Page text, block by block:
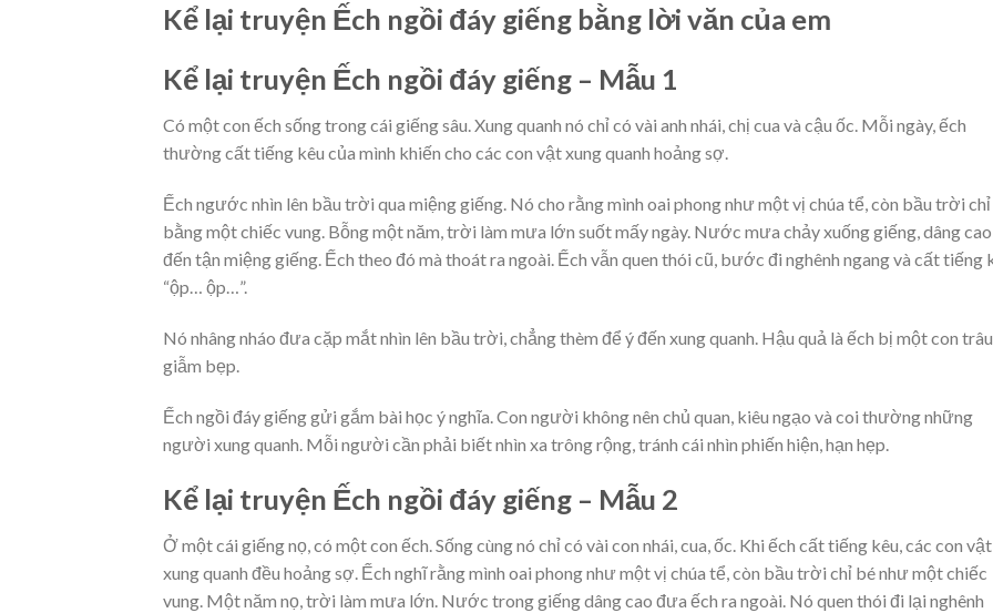
Kể lại truyện Ếch ngồi đáy giếng bằng lời văn của em
Kể lại truyện Ếch ngồi đáy giếng – Mẫu 1
Có một con ếch sống trong cái giếng sâu. Xung quanh nó chỉ có vài anh nhái, chị cua và cậu ốc. Mỗi ngày, ếch
thường cất tiếng kêu của mình khiến cho các con vật xung quanh hoảng sợ.
Ếch ngước nhìn lên bầu trời qua miệng giếng. Nó cho rằng mình oai phong như một vị chúa tể, còn bầu trời
bằng một chiếc vung. Bỗng một năm, trời làm mưa lớn suốt mấy ngày. Nước mưa chảy xuống giếng, dâng cao
đến tận miệng giếng. Ếch theo đó mà thoát ra ngoài. Ếch vẫn quen thói cũ, bước đi nghênh ngang và cất tiếng
“ộp… ộp…”.
Nó nhâng nháo đưa cặp mắt nhìn lên bầu trời, chẳng thèm để ý đến xung quanh. Hậu quả là ếch bị một con trâu
giẫm bẹp.
Ếch ngồi đáy giếng gửi gắm bài học ý nghĩa. Con người không nên chủ quan, kiêu ngạo và coi thường những
người xung quanh. Mỗi người cần phải biết nhìn xa trông rộng, tránh cái nhìn phiến hiện, hạn hẹp.
Kể lại truyện Ếch ngồi đáy giếng – Mẫu 2
Ở một cái giếng nọ, có một con ếch. Sống cùng nó chỉ có vài con nhái, cua, ốc. Khi ếch cất tiếng kêu, các con vật
xung quanh đều hoảng sợ. Ếch nghĩ rằng mình oai phong như một vị chúa tể, còn bầu trời chỉ bé như một chiếc
vung. Một năm nọ, trời làm mưa lớn. Nước trong giếng dâng cao đưa ếch ra ngoài. Nó quen thói đi lại nghênh